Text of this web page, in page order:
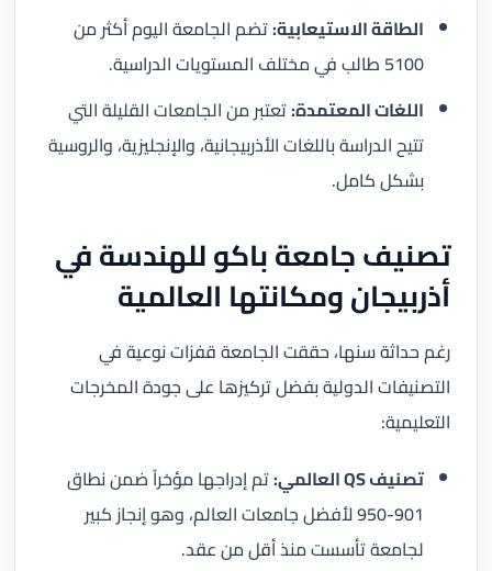
الطاقة الاستيعابية:تضم الجامعة اليوم أكثر من
5100 طالب في مختلف المستويات الدراسية.
اللغات المعتمدة:تعتبر من الجامعات القليلة التي
تتيح الدراسة باللغات الأذربيجانية، والإنجليزية، والروسية
بشكل كامل.
تصنيف جامعة باكو للهندسة في
أذربيجان ومكانتها العالمية
رغم حداثة سنها، حققت الجامعة قفزات نوعية في
التصنيفات الدولية بفضل تركيزها على جودة المخرجات
التعليمية:
تصنيف QS العالمي:
تم إدراجها مؤخراً ضمن نطاق
901-950 لأفضل جامعات العالم، وهو إنجاز كبير
لجامعة تأسست منذ أقل من عقد.